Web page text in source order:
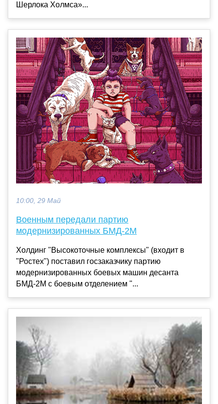
Шерлока Холмса»...
10:00, 29 Май
Военным передали партию
модернизированных БМД-2М
Холдинг "Высокоточные комплексы" (входит в
"Ростех") поставил госзаказчику партию
модернизированных боевых машин десанта
БМД-2М с боевым отделением "...